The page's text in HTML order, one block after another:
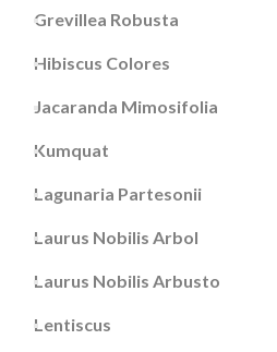
Grevillea Robusta
Hibiscus Colores
Jacaranda Mimosifolia
Kumquat
Lagunaria Partesonii
Laurus Nobilis Arbol
Laurus Nobilis Arbusto
Lentiscus